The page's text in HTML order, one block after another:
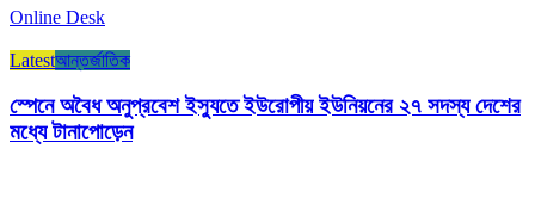
Online Desk
Latestআন্তর্জাতিক
স্পেনে অবৈধ অনুপ্রবেশ ইস্যুতে ইউরোপীয় ইউনিয়নের ২৭ সদস্য দেশের
মধ্যে টানাপোড়েন